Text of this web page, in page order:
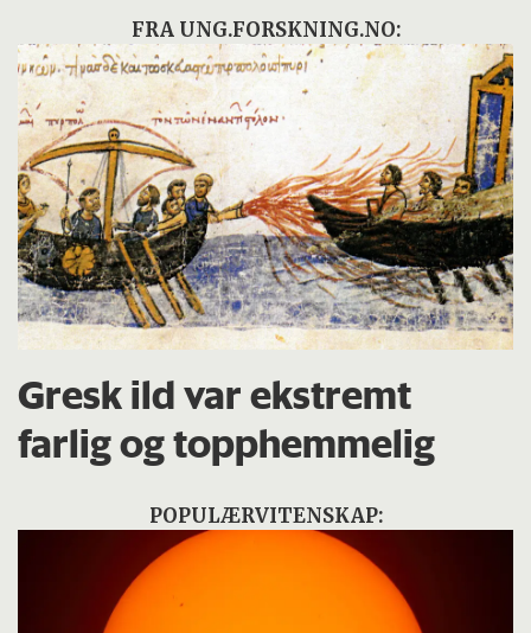
FRA UNG.FORSKNING.NO:
Gresk ild var ekstremt
farlig og topphemmelig
POPULÆRVITENSKAP: